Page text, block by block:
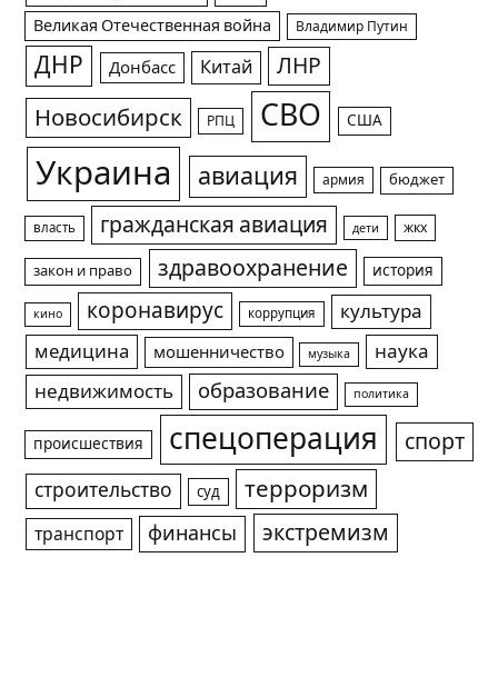
Великая Отечественная война Владимир Путин
ДНР Донбасс Китай ЛНР
Новосибирск РПЦ СВО США
Украина авиация армия бюджет
власть гражданская авиация дети жкх
закон и право здравоохранение история
кино коронавирус коррупция
культура
медицина
мошенничество музыка
наука
недвижимость
образование политика
происшествия спецоперация спорт
строительство суд терроризм
транспорт финансы экстремизм